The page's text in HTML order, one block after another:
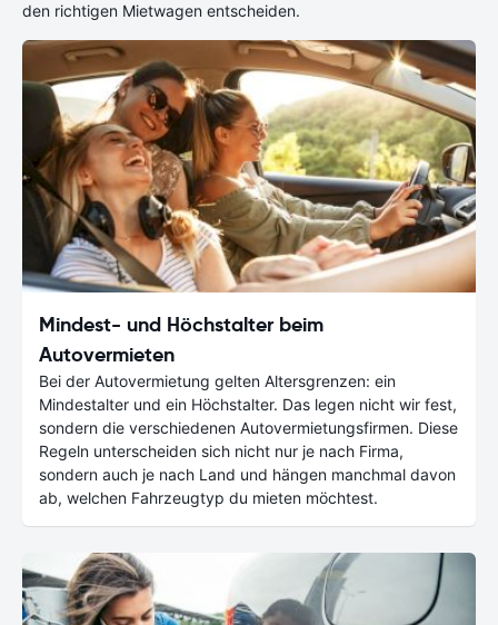
den richtigen Mietwagen entscheiden.
Mindest- und Höchstalter beim
Autovermieten
Bei der Autovermietung gelten Altersgrenzen: ein
Mindestalter und ein Höchstalter. Das legen nicht wir fest,
sondern die verschiedenen Autovermietungsfirmen. Diese
Regeln unterscheiden sich nicht nur je nach Firma,
sondern auch je nach Land und hängen manchmal davon
ab, welchen Fahrzeugtyp du mieten möchtest.